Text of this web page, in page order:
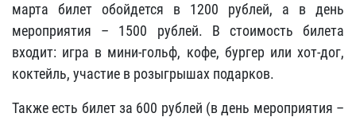
марта билет обойдется в 1200 рублей, а в день
мероприятия – 1500 рублей. В стоимость билета
входит: игра в мини-гольф, кофе, бургер или хот-дог,
коктейль, участие в розыгрышах подарков.
Также есть билет за 600 рублей (в день мероприятия –